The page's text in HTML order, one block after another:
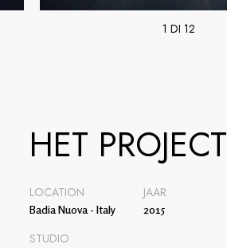
1 DI 12
HET PROJECT
LOCATION
Badia Nuova - Italy
JAAR
2015
STUDIO